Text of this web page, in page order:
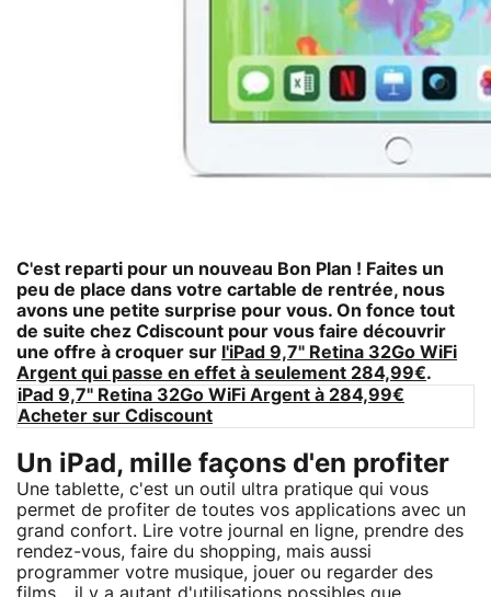
C'est reparti pour un nouveau Bon Plan ! Faites un
peu de place dans votre cartable de rentrée, nous
avons une petite surprise pour vous. On fonce tout
de suite chez Cdiscount pour vous faire découvrir
une offre à croquer sur l'iPad 9,7" Retina 32Go WiFi
Argent qui passe en effet à seulement 284,99€.
iPad 9,7" Retina 32Go WiFi Argent à 284,99€
Acheter sur Cdiscount
Un iPad, mille façons d'en profiter
Une tablette, c'est un outil ultra pratique qui vous
permet de profiter de toutes vos applications avec un
grand confort. Lire votre journal en ligne, prendre des
rendez-vous, faire du shopping, mais aussi
programmer votre musique, jouer ou regarder des
films... il y a autant d'utilisations possibles que